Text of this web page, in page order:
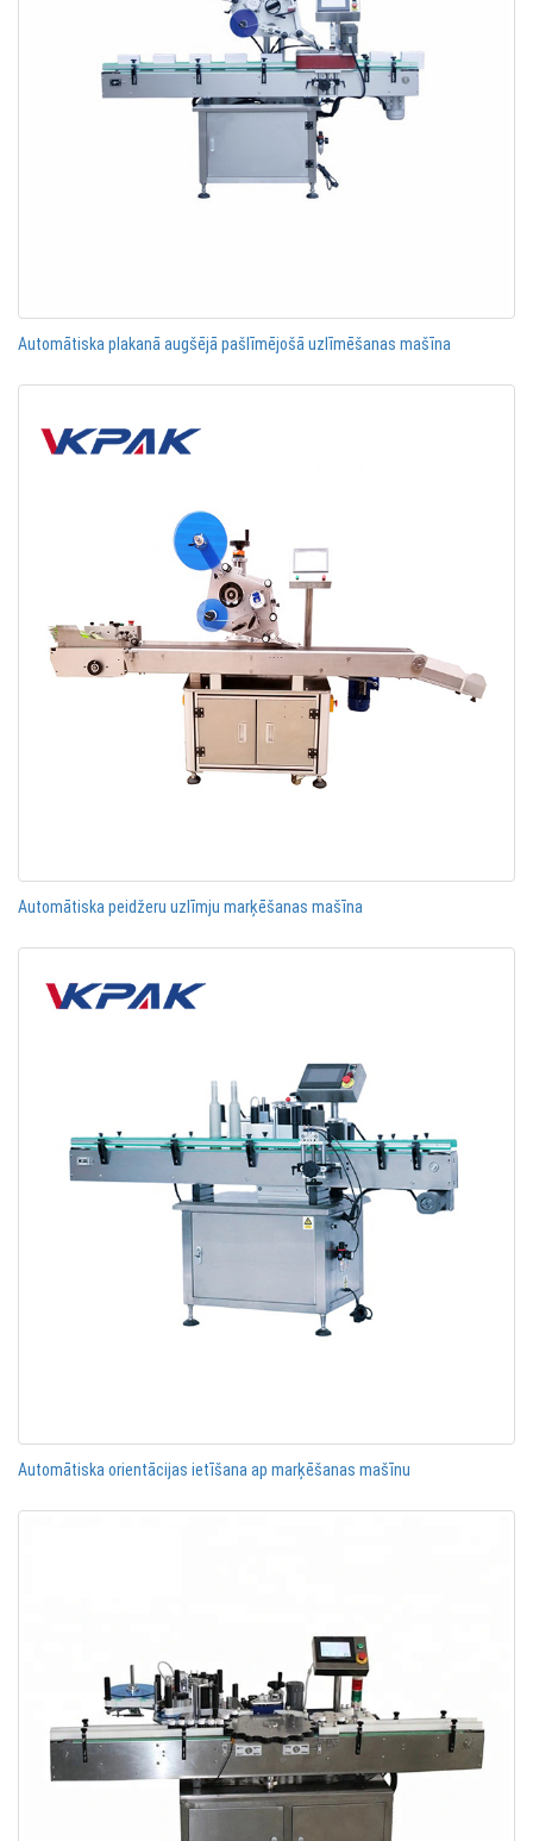
Automātiska plakanā augšējā pašlīmējošā uzlīmēšanas mašīna
Automātiska peidžeru uzlīmju marķēšanas mašīna
Automātiska orientācijas ietīšana ap marķēšanas mašīnu